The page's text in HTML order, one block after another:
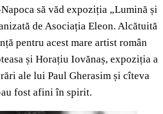
să văd expoziția „Lumină și
de Asociația Eleon. Alcătuită
pentru acest mare artist român
și Horațiu Iovănaș, expoziția a
ale lui Paul Gherasim și cîteva
fost afini în spirit.